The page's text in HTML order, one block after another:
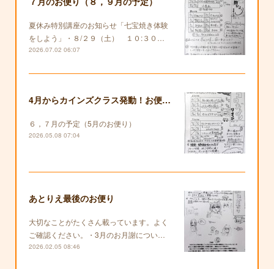
夏休み特別講座のお知らせ「七宝焼き体験
をしよう」・８/２９（土） １０:３０…
2026.07.02 06:07
4月からカインズクラス発動！お便りも復活します！
６，７月の予定（5月のお便り）
2026.05.08 07:04
あとりえ最後のお便り
大切なことがたくさん載っています。よく
ご確認ください。・3月のお月謝につい…
2026.02.05 08:46